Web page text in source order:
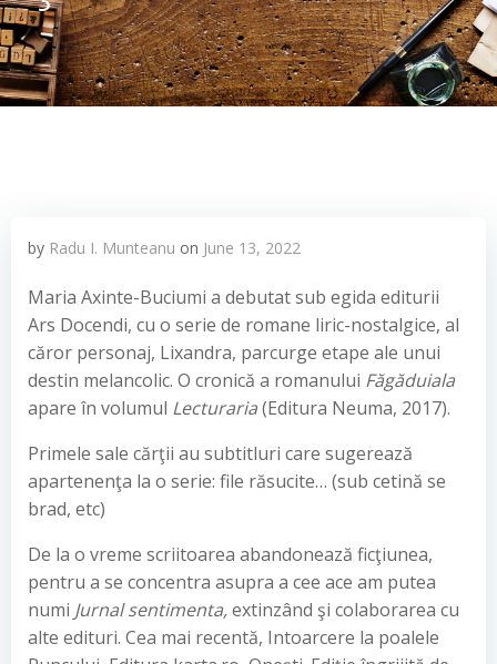
by Radu I. Munteanu on June 13, 2022
Maria Axinte-Buciumi a debutat sub egida editurii
Ars Docendi, cu o serie de romane liric-nostalgice, al
căror personaj, Lixandra, parcurge etape ale unui
destin melancolic. O cronică a romanului Făgăduiala
apare în volumul Lecturaria(Editura Neuma, 2017).
Primele sale cărţii au subtitluri care sugerează
apartenenţa la o serie: file răsucite… (sub cetină se
brad, etc)
De la o vreme scriitoarea abandonează ficţiunea,
pentru a se concentra asupra a cee ace am putea
numi Jurnal sentimenta,extinzând şi colaborarea cu
alte edituri. Cea mai recentă, Intoarcere la poalele